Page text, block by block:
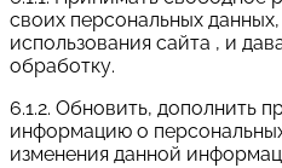
своих персональных
использования сайта , и
обработку.
6.1.2. Обновить, дополнить
информацию о
изменения данной